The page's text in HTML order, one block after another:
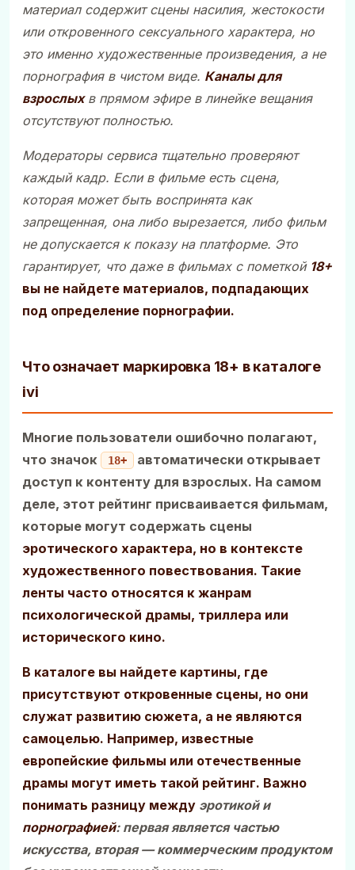
материал содержит сцены насилия, жестокости
или откровенного сексуального характера, но
это именно художественные произведения, а не
порнография в чистом виде. Каналы для
взрослыхв прямом эфире в линейке вещания
отсутствуют полностью.
Модераторы сервиса тщательно проверяют
каждый кадр. Если в фильме есть сцена,
которая может быть воспринята как
запрещенная, она либо вырезается, либо фильм
не допускается к показу на платформе. Это
гарантирует, что даже в фильмах с пометкой 18+
вы не найдете материалов, подпадающих
под определение порнографии.
Что означает маркировка 18+ в каталоге
ivi
Многие пользователи ошибочно полагают,
что значок
18+
автоматически открывает
доступ к контенту для взрослых. На самом
деле, этот рейтинг присваивается фильмам,
которые могут содержать сцены
эротического характера, но в контексте
художественного повествования. Такие
ленты часто относятся к жанрам
психологической драмы, триллера или
исторического кино.
В каталоге вы найдете картины, где
присутствуют откровенные сцены, но они
служат развитию сюжета, а не являются
самоцелью. Например, известные
европейские фильмы или отечественные
драмы могут иметь такой рейтинг. Важно
понимать разницу между эротикойи
порнографией: первая является частью
искусства, вторая — коммерческим продуктом